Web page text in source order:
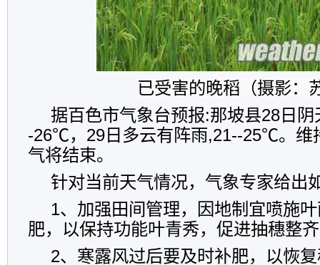
已受害的晚稻（摄影：
据百色市气象台预报:那坡县28日阴
-26℃，29日多云有阵雨,21--25℃。维
气将结束。
针对当前天气情况，气象专家给出
1、加强田间管理，因地制宜喷施
肥，以保持功能叶青秀，促进抽穗整
2、寒露风过后要及时补肥，以恢